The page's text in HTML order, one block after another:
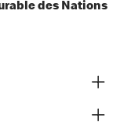
des Nations